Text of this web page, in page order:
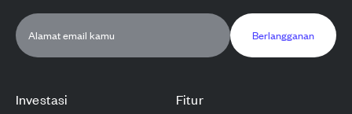
Investasi Fitur
Berlangganan